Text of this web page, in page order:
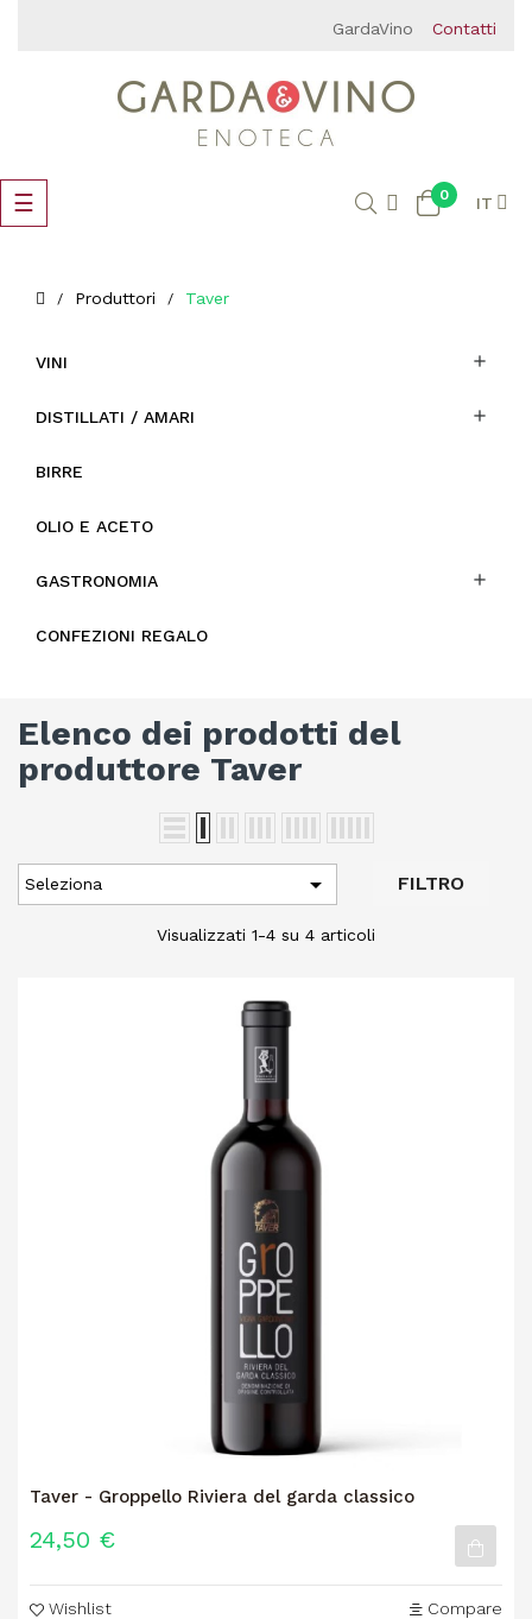
GardaVino Contatti
navigazione
Toggle
☰ 0 IT
Produttori Taver
VINI 
DISTILLATI / AMARI 
BIRRE
OLIO E ACETO
GASTRONOMIA 
CONFEZIONI REGALO
Elenco dei prodotti del
produttore Taver
Seleziona  FILTRO
Visualizzati 1-4 su 4 articoli
Taver - Groppello Riviera del garda classico
24,50 €
Wishlist Compare